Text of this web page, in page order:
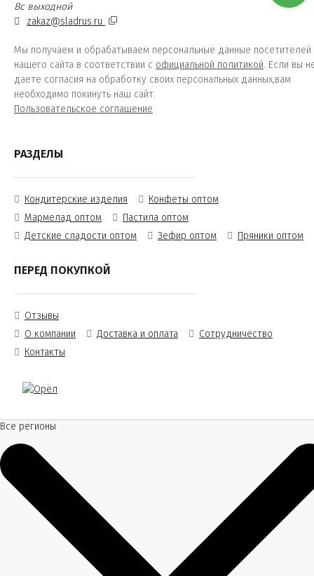
Вс выходной
zakaz@sladrus.ru
Мы получаем и обрабатываем персональные данные посетителей
нашего сайта в соответствии с официальной политикой. Если вы
даете согласия на обработку своих персональных данных,вам
необходимо покинуть наш сайт.
Пользовательское соглашение
РАЗДЕЛЫ
Кондитерские изделия
Конфеты оптом
Мармелад оптом
Пастила оптом
Детские сладости оптом
Зефир оптом Пряники оптом
ПЕРЕД ПОКУПКОЙ
Отзывы
О компании
Доставка и оплата
Сотрудничество
Контакты
Все регионы